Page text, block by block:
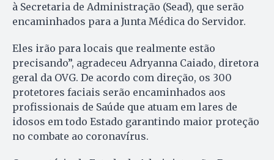
à Secretaria de Administração (Sead), que serão
encaminhados para a Junta Médica do Servidor.
Eles irão para locais que realmente estão
precisando”, agradeceu Adryanna Caiado, diretora
geral da OVG. De acordo com direção, os 300
protetores faciais serão encaminhados aos
profissionais de Saúde que atuam em lares de
idosos em todo Estado garantindo maior proteção
no combate ao coronavírus.